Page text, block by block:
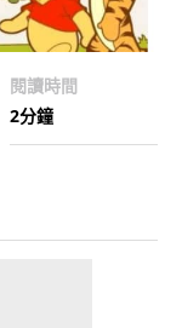
閱讀時間
2分鐘